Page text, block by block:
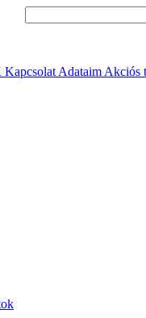
Kapcsolat Adataim Akciós